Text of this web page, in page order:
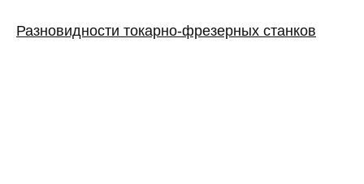
Разновидности токарно-фрезерных станков